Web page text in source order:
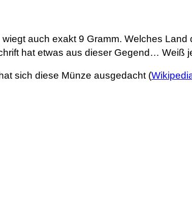
auch exakt 9 Gramm. Welches
hat etwas aus dieser Gegend… Weiß
sich diese Münze ausgedacht (